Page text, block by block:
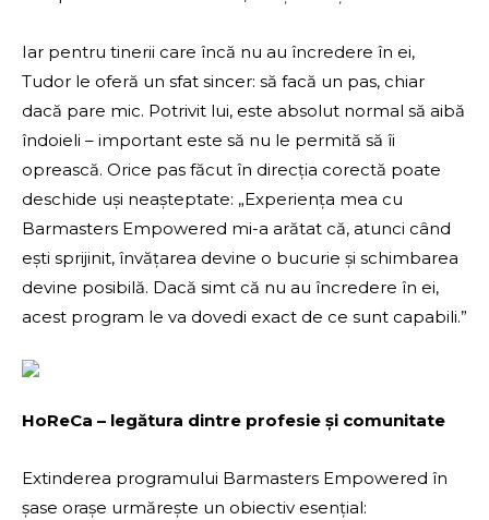
Iar pentru tinerii care încă nu au încredere în ei,
Tudor le oferă un sfat sincer: să facă un pas, chiar
dacă pare mic. Potrivit lui, este absolut normal să aibă
îndoieli – important este să nu le permită să îi
oprească. Orice pas făcut în direcția corectă poate
deschide uși neașteptate: „Experiența mea cu
Barmasters Empowered mi-a arătat că, atunci când
ești sprijinit, învățarea devine o bucurie și schimbarea
devine posibilă. Dacă simt că nu au încredere în ei,
acest program le va dovedi exact de ce sunt capabili.”
HoReCa – legătura dintre profesie și comunitate
Extinderea programului Barmasters Empowered în
șase orașe urmărește un obiectiv esențial: